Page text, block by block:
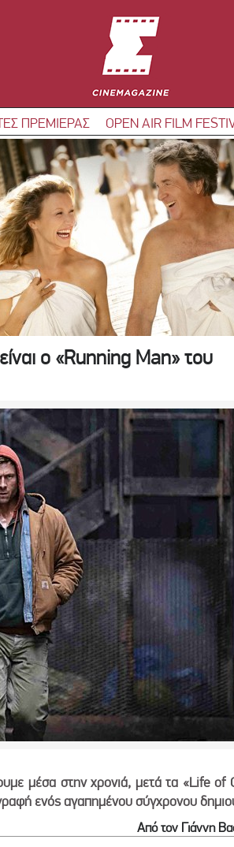
ΠΡΕΜΙΕΡΑΣ OPEN AIR FILM
ο «Running Man» του
μέσα στην χρονιά, μετά τα «Life of
ενός αγαπημένου σύγχρονου
Από τον Γιάννη